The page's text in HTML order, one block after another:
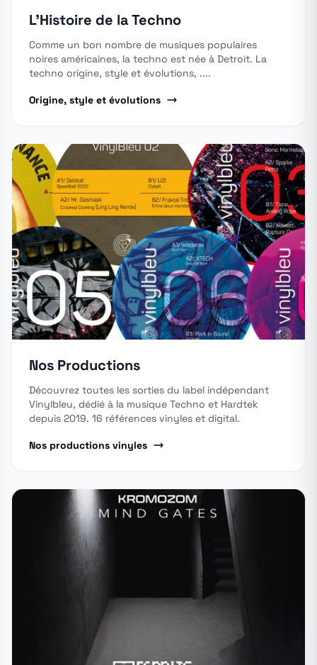
L'Histoire de la Techno
Comme un bon nombre de musiques populaires
noires américaines, la techno est née à Detroit. La
techno origine, style et évolutions, ....
Origine, style et évolutions
Nos Productions
Découvrez toutes les sorties du label indépendant
Vinylbleu, dédié à la musique Techno et Hardtek
depuis 2019. 16 références vinyles et digital.
Nos productions vinyles